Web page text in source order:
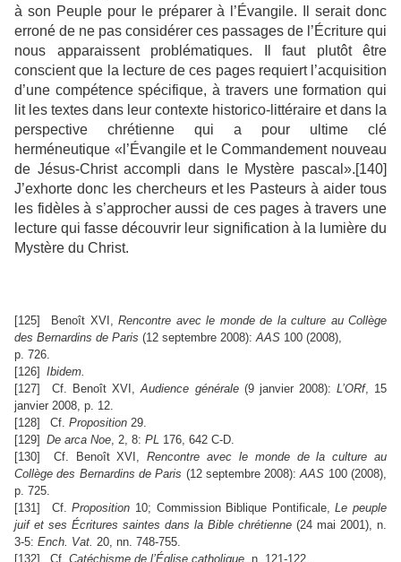
à son Peuple pour le préparer à l’Évangile. Il serait donc
erroné de ne pas considérer ces passages de l’Écriture qui
nous apparaissent problématiques. Il faut plutôt être
conscient que la lecture de ces pages requiert l’acquisition
d’une compétence spécifique, à travers une formation qui
lit les textes dans leur contexte historico-littéraire et dans la
perspective chrétienne qui a pour ultime clé
herméneutique «l’Évangile et le Commandement nouveau
de Jésus-Christ accompli dans le Mystère pascal».[140]
J’exhorte donc les chercheurs et les Pasteurs à aider tous
les fidèles à s’approcher aussi de ces pages à travers une
lecture qui fasse découvrir leur signification à la lumière du
Mystère du Christ.
[125] Benoît XVI,Rencontre avec le monde de la culture au Collège
des Bernardins de Paris (12 septembre 2008):AAS 100 (2008),
p. 726.
[126] Ibidem.
[127] Cf. Benoît XVI,Audience générale(9 janvier 2008): L’ORf, 15
janvier 2008, p. 12.
[128] Cf. Proposition 29.
[129] De arca Noe, 2, 8: PL 176, 642 C-D.
[130] Cf. Benoît XVI,Rencontre avec le monde de la culture au
Collège des Bernardins de Paris (12 septembre 2008):AAS 100 (2008),
p. 725.
[131] Cf.Proposition 10; Commission Biblique Pontificale,Le peuple
juif et ses Écritures saintes dans la Bible chrétienne (24 mai 2001), n.
3-5: Ench. Vat. 20, nn. 748-755.
[132] Cf. Catéchisme de l’Église catholique, n. 121-122.